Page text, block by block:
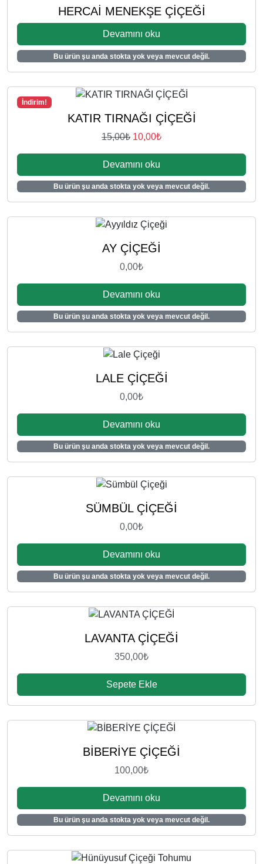
0
0
₺
.
0
0
.
HERCAİ MENEKŞE ÇİÇEĞİ
Devamını oku
Bu ürün şu anda stokta yok veya mevcut değil.
İndirim!
KATIR TIRNAĞI ÇİÇEĞİ
15,00₺ O
i
j
i
a
f
i
a
t
:
1
5
0
10,00₺Ş
n
d
k
t
:
1
0
0
Devamını oku
Bu ürün şu anda stokta yok veya mevcut değil.
AY ÇİÇEĞİ
0,00₺
Devamını oku
Bu ürün şu anda stokta yok veya mevcut değil.
LALE ÇİÇEĞİ
0,00₺
Devamını oku
Bu ürün şu anda stokta yok veya mevcut değil.
SÜMBÜL ÇİÇEĞİ
0,00₺
Devamını oku
Bu ürün şu anda stokta yok veya mevcut değil.
LAVANTA ÇİÇEĞİ
350,00₺
Sepete Ekle
BİBERİYE ÇİÇEĞİ
100,00₺
Devamını oku
Bu ürün şu anda stokta yok veya mevcut değil.